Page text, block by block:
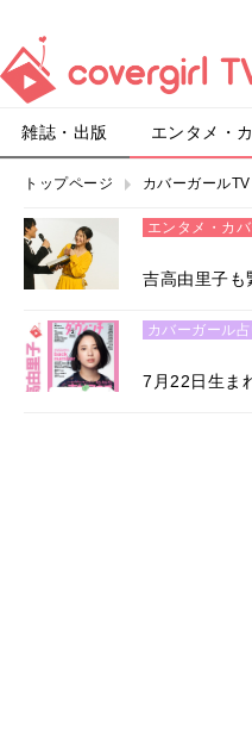
雑誌・出版 エンタメ・
トップページ カバーガールTV
エンタメ・カ
吉高由里子も
カバーガール占
7月22日生ま